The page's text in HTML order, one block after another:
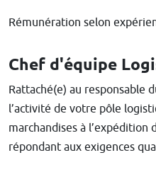
Rémunération selon
Chef d'équipe
Rattaché(e) au responsable
l’activité de votre pôle
marchandises à
répondant aux exigences